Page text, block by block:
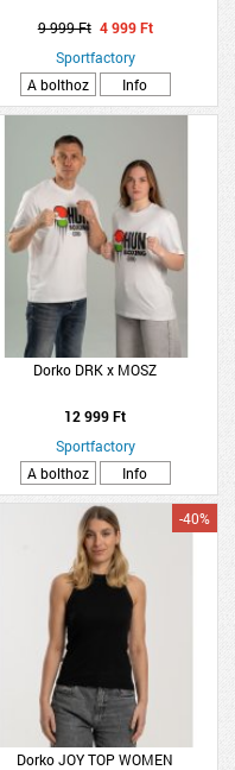
9 999 Ft 4 999 Ft
Sportfactory
A bolthoz
Info
Dorko DRK x MOSZ
12 999 Ft
Sportfactory
A bolthoz
Info
Dorko JOY TOP WOMEN
-40%